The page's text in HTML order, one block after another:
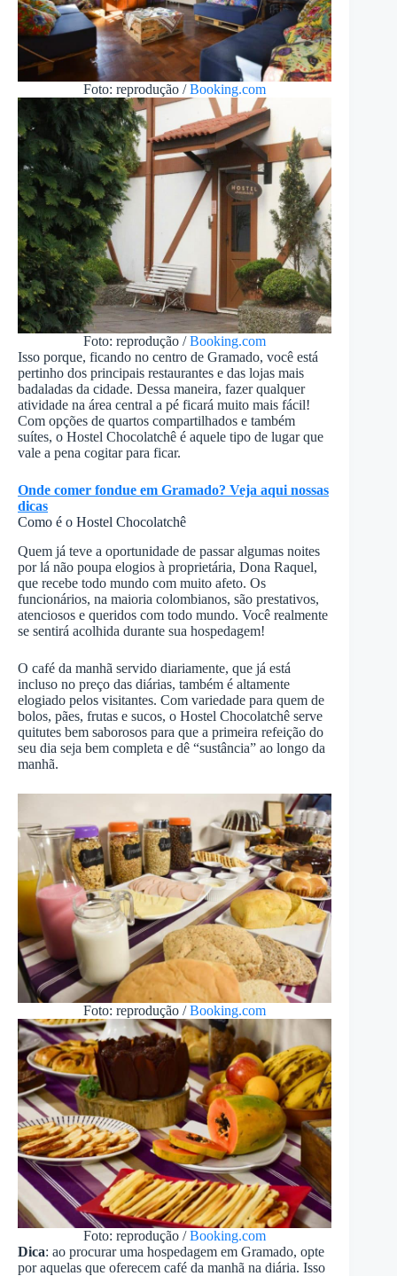
Foto: reprodução /Booking.com
Foto: reprodução /Booking.com
Isso porque, ficando no centro de Gramado, você está
pertinho dos principais restaurantes e das lojas mais
badaladas da cidade. Dessa maneira, fazer qualquer
atividade na área central a pé ficará muito mais fácil!
Com opções de quartos compartilhados e também
suítes, o Hostel Chocolatchê é aquele tipo de lugar que
vale a pena cogitar para ficar.
Onde comer fondue em Gramado? Veja aqui nossas
dicas
Como é o Hostel Chocolatchê
Quem já teve a oportunidade de passar algumas noites
por lá não poupa elogios à proprietária, Dona Raquel,
que recebe todo mundo com muito afeto. Os
funcionários, na maioria colombianos, são prestativos,
atenciosos e queridos com todo mundo. Você realmente
se sentirá acolhida durante sua hospedagem!
O café da manhã servido diariamente, que já está
incluso no preço das diárias, também é altamente
elogiado pelos visitantes. Com variedade para quem de
bolos, pães, frutas e sucos, o Hostel Chocolatchê serve
quitutes bem saborosos para que a primeira refeição do
seu dia seja bem completa e dê “sustância” ao longo da
manhã.
Foto: reprodução /Booking.com
Foto: reprodução /Booking.com
Dica: ao procurar uma hospedagem em Gramado, opte
por aquelas que oferecem café da manhã na diária. Isso